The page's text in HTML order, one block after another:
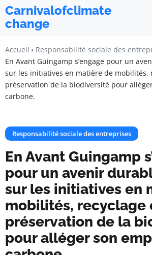
Carnivalofclimate
change
Accueil
Responsabilité sociale des
En Avant Guingamp s’engage pour un
sur les initiatives en matière de mobilités,
préservation de la biodiversité pour
carbone.
Responsabilité sociale des entreprises
En Avant Guingamp
pour un avenir
sur les initiatives en
mobilités, recyclage
préservation de la
pour alléger son